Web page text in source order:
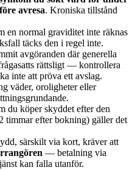
avresa. Kroniska tillstånd
en normal graviditet inte räknas
täcks den i regel inte.
avgöranden där generella
rättsligt — kontrollera
inte att pröva ett avslag.
väder, oroligheter eller
du köper skyddet efter den
timmar efter bokning) gäller det
särskilt via kort, kräver att
— betalning via
kan falla utanför.